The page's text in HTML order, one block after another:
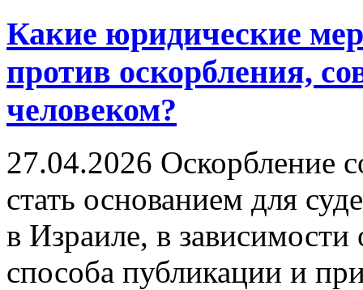
Какие юридические
против оскорбления,
человеком?
27.04.2026 Оскорбление
стать основанием для
в Израиле, в зависимости
способа публикации и